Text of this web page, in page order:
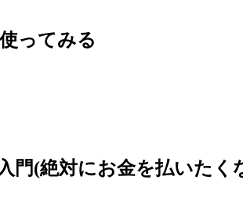
ってみる
門(絶対にお金を払いたく